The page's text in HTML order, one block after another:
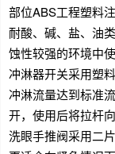
部位ABS工程塑料
耐酸、碱、盐、油
蚀性较强的环境中使
冲淋器开关采用塑
冲淋流量达到标准
开，使用后将拉杆
洗眼手推阀采用二